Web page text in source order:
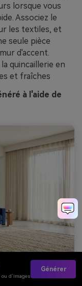
lorsque vous
Associez le
les textiles, et
seule pièce
d'accent.
quincaillerie en
et fraîches
à l'aide de
en plâtre
d’images
Générer